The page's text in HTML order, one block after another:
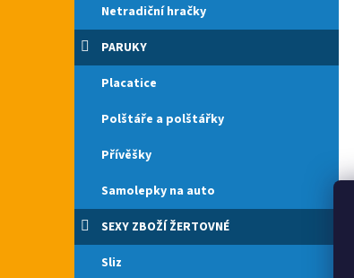
Netradiční hračky
PARUKY
Placatice
Polštáře a polštářky
Přívěšky
Samolepky na auto
SEXY ZBOŽÍ ŽERTOVNÉ
Sliz